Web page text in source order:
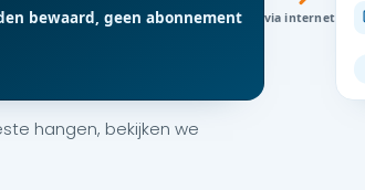
bewaard, geen abonnement via internet
hangen, bekijken we